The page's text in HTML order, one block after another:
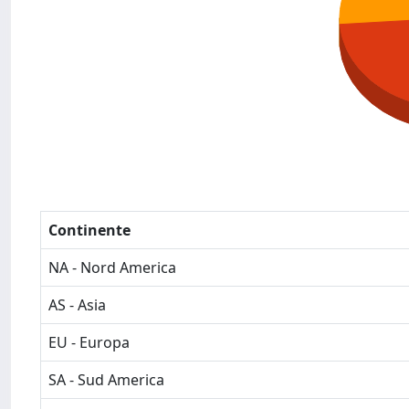
Continente
NA - Nord America
AS - Asia
EU - Europa
SA - Sud America